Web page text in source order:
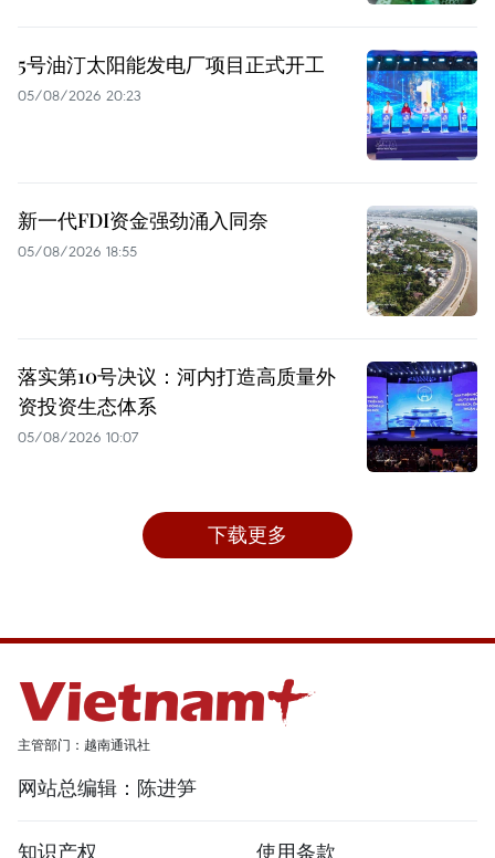
5号油汀太阳能发电厂项目正式开工
05/08/2026 20:23
新一代FDI资金强劲涌入同奈
05/08/2026 18:55
落实第10号决议：河内打造高质量外
资投资生态体系
05/08/2026 10:07
下载更多
主管部门：越南通讯社
网站总编辑：陈进笋
知识产权 使用条款